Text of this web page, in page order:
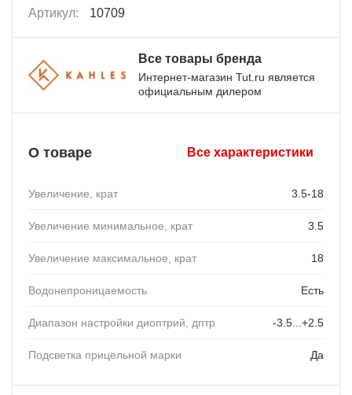
Артикул: 10709
Все товары бренда
Интернет-магазин Tut.ru является
официальным дилером
О товаре Все характеристики
Увеличение, крат 3.5-18
Увеличение минимальное, крат 3.5
Увеличение максимальное, крат 18
Водонепроницаемость Есть
Диапазон настройки диоптрий, дптр -3.5...+2.5
Подсветка прицельной марки Да